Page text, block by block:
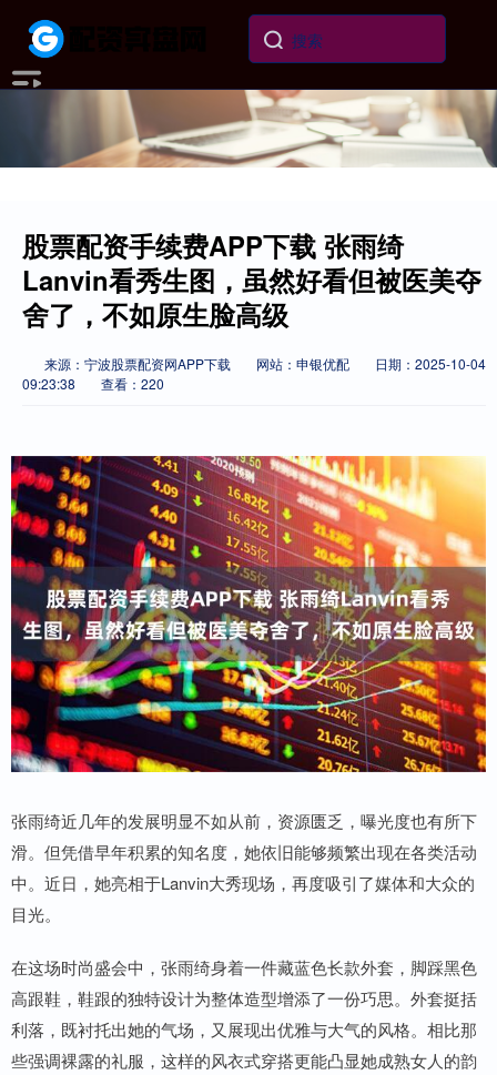
股票配资手续费APP下载 张雨绮
Lanvin看秀生图，虽然好看但被医美夺
舍了，不如原生脸高级
来源：宁波股票配资网APP下载 网站：申银优配
日期：2025-10-04
09:23:38
查看：220
张雨绮近几年的发展明显不如从前，资源匮乏，曝光度也有所下
滑。但凭借早年积累的知名度，她依旧能够频繁出现在各类活动
中。近日，她亮相于Lanvin大秀现场，再度吸引了媒体和大众的
目光。
在这场时尚盛会中，张雨绮身着一件藏蓝色长款外套，脚踩黑色
高跟鞋，鞋跟的独特设计为整体造型增添了一份巧思。外套挺括
利落，既衬托出她的气场，又展现出优雅与大气的风格。相比那
些强调裸露的礼服，这样的风衣式穿搭更能凸显她成熟女人的韵